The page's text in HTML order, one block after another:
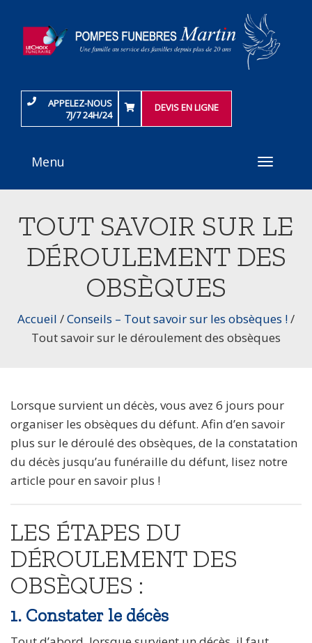
APPELEZ-NOUS
7J/7 24H/24
DEVIS EN LIGNE
Toggle
Menu
TOUT SAVOIR SUR LE
DÉROULEMENT DES
OBSÈQUES
Accueil /Conseils – Tout savoir sur les obsèques !/
Tout savoir sur le déroulement des obsèques
Lorsque survient un décès, vous avez 6 jours pour
organiser les obsèques du défunt. Afin d’en savoir
plus sur le déroulé des obsèques, de la constatation
du décès jusqu’au funéraille du défunt, lisez notre
article pour en savoir plus !
LES ÉTAPES DU
DÉROULEMENT DES
OBSÈQUES :
1. Constater le décès